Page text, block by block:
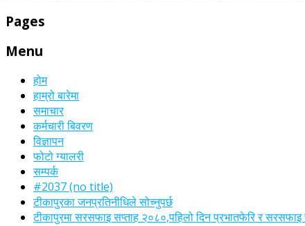
Pages
Menu
होम
हाम्रो बारेमा
समाचार
कर्मचारी बिवरण
विज्ञापन
फोटो ग्यालरी
सम्पर्क
#2037 (no title)
टीकापुरका जनप्रतिनीधिले सोच्नुपर्छ
टीकापुरमा सरसफाइ सप्ताह २०८०,पहिलो दिन प्रभातफेरि र सरसफाइ